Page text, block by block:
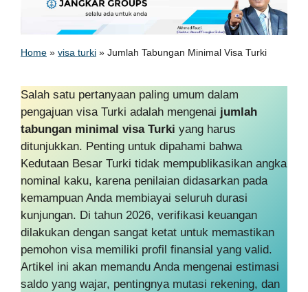
Home » visa turki » Jumlah Tabungan Minimal Visa Turki
Salah satu pertanyaan paling umum dalam
pengajuan visa Turki adalah mengenai jumlah
tabungan minimal visa Turki yang harus
ditunjukkan. Penting untuk dipahami bahwa
Kedutaan Besar Turki tidak mempublikasikan angka
nominal kaku, karena penilaian didasarkan pada
kemampuan Anda membiayai seluruh durasi
kunjungan. Di tahun 2026, verifikasi keuangan
dilakukan dengan sangat ketat untuk memastikan
pemohon visa memiliki profil finansial yang valid.
Artikel ini akan memandu Anda mengenai estimasi
saldo yang wajar, pentingnya mutasi rekening, dan